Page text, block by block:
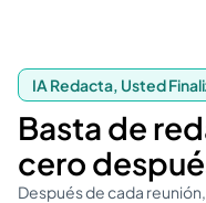
IA Redacta, Usted
Basta de
cero
Después de cada